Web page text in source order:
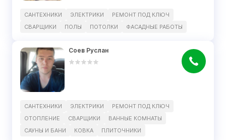
САНТЕХНИКИ ЭЛЕКТРИКИ
РЕМОНТ ПОД КЛЮЧ
СВАРЩИКИ
ПОЛЫ ПОТОЛКИ ФАСАДНЫЕ РАБОТЫ
Cоев Руслан
САНТЕХНИКИ ЭЛЕКТРИКИ
РЕМОНТ ПОД КЛЮЧ
ОТОПЛЕНИЕ
СВАРЩИКИ
ВАННЫЕ КОМНАТЫ
САУНЫ И БАНИ
КОВКА ПЛИТОЧНИКИ